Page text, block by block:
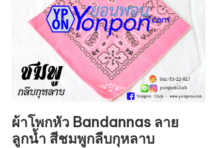
ผ้าโพกหัว Bandannas ลาย
ลูกน้ำ สีชมพูกลีบกุหลาบ